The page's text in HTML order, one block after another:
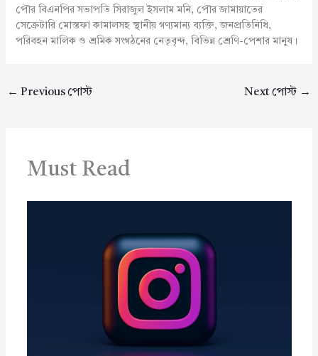
পৌর বিএনপির সভাপতি সিরাজুল ইসলাম মনি, পৌর জামায়াতের
সেক্রেটারি মোস্তফা কামালসহ স্থানীয় গণ্যমান্য ব্যক্তি, জনপ্রতিনিধি,
পরিবহন মালিক ও শ্রমিক সংগঠনের নেতৃবৃন্দ, বিভিন্ন শ্রেণি-পেশার মানুষ।
← Previous পোস্ট Next পোস্ট →
Must Read